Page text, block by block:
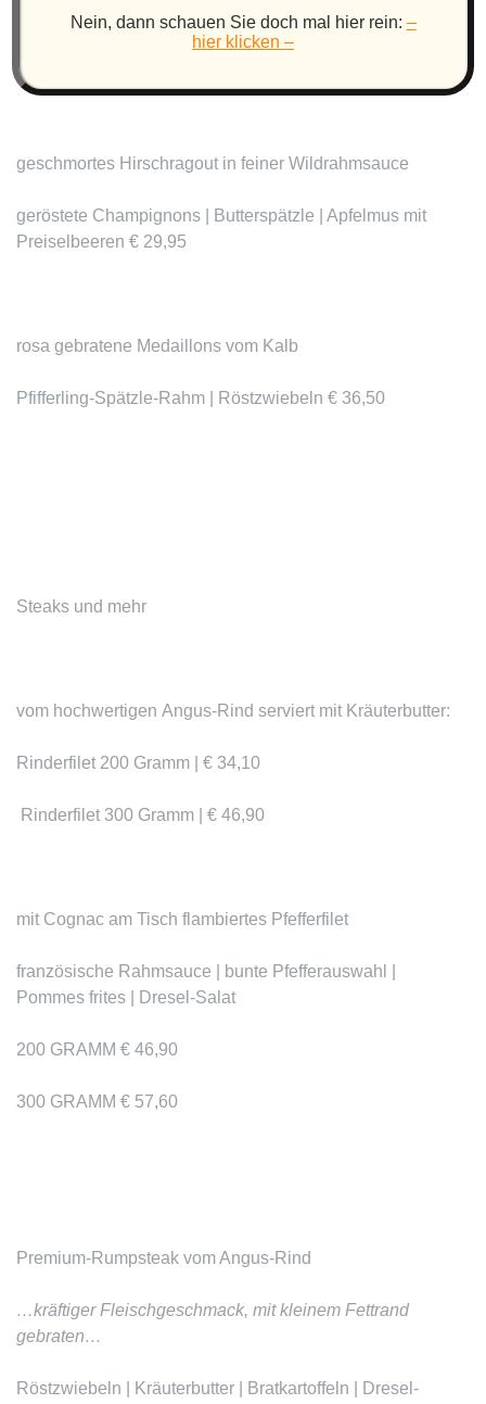
Creme Corn | Süßkartoffel Fries | Sweet-Heat BBQ
geschmortes Hirschragoutin feiner Wildrahmsauce
geröstete Champignons | Butterspätzle | Apfelmus mit
Preiselbeeren € 29,95
rosa gebratene Medaillons vom Kalb
Pfifferling-Spätzle-Rahm | Röstzwiebeln € 36,50
Steaks und mehr
vom hochwertigen Angus-Rind serviert mit Kräuterbutter:
Rinderfilet 200 Gramm | € 34,10
Rinderfilet 300 Gramm | € 46,90
mit Cognac am Tisch flambiertes Pfefferfilet
französische Rahmsauce | bunte Pfefferauswahl |
Pommes frites | Dresel-Salat
200 GRAMM € 46,90
300 GRAMM € 57,60
Premium-Rumpsteak vom Angus-Rind
…kräftiger Fleischgeschmack, mit kleinem Fettrand
gebraten…
Röstzwiebeln | Kräuterbutter | Bratkartoffeln | Dresel-
Nein, dann schauen Sie doch mal hier rein: –
hier klicken –